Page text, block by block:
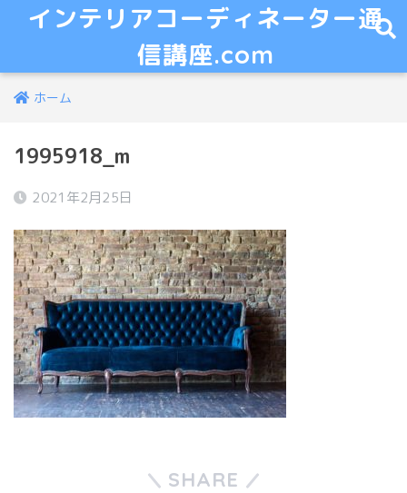
インテリアコーディネーター通
信講座.com
ホーム
1995918_m
2021年2月25日
SHARE